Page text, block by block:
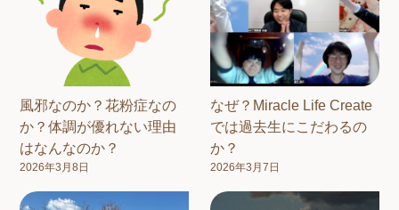
風邪なのか？花粉症なの
か？体調が優れない理由
はなんなのか？
2026年3月8日
なぜ？Miracle Life Create
では過去生にこだわるの
か？
2026年3月7日